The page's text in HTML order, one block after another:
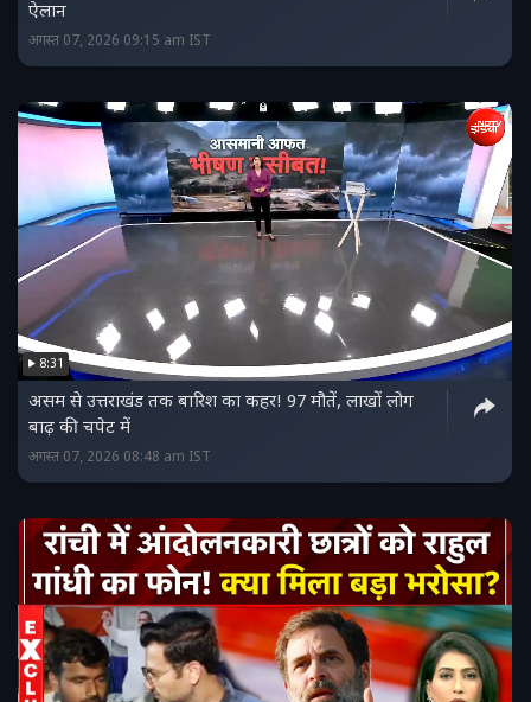
ऐलान
अगस्त 07, 2026 09:15 am IST
8:31
असम से उत्तराखंड तक बारिश का कहर! 97 मौतें, लाखों लोग
बाढ़ की चपेट में
अगस्त 07, 2026 08:48 am IST